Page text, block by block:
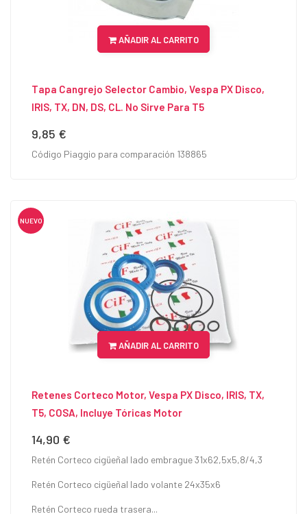
AÑADIR AL CARRITO
Tapa Cangrejo Selector Cambio, Vespa PX Disco,
IRIS, TX, DN, DS, CL. No Sirve Para T5
Precio
9,85 €
Código Piaggio para comparación 138865
NUEVO
AÑADIR AL CARRITO
Retenes Corteco Motor, Vespa PX Disco, IRIS, TX,
T5, COSA, Incluye Tóricas Motor
Precio
14,90 €
Retén Corteco cigüeñal lado embrague 31x62,5x5,8/4,3
Retén Corteco cigüeñal lado volante 24x35x6
Retén Corteco rueda trasera...